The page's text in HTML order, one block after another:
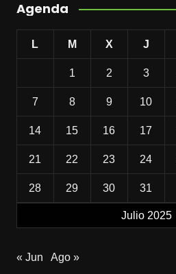
Agenda
Julio 2025
L M X J
1 2 3
7 8 9 10
14 15 16 17
21 22 23 24
28 29 30 31
« Jun Ago »